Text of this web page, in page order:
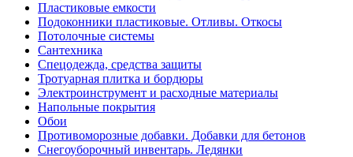
Пластиковые емкости
Подоконники пластиковые. Отливы. Откосы
Потолочные системы
Сантехника
Спецодежда, средства защиты
Тротуарная плитка и бордюры
Электроинструмент и расходные материалы
Напольные покрытия
Обои
Противоморозные добавки. Добавки для бетонов
Снегоуборочный инвентарь. Ледянки